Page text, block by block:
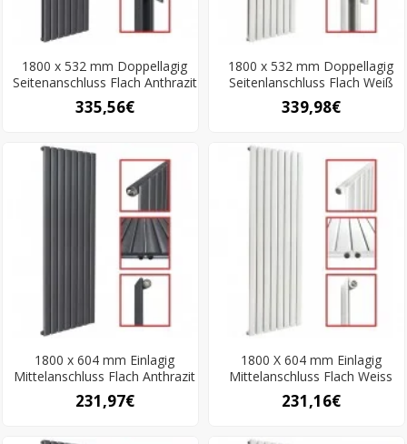
1800 x 532 mm Doppellagig
Seitenanschluss Flach Anthrazit
335,56€
1800 x 532 mm Doppellagig
Seitenlanschluss Flach Weiß
339,98€
1800 x 604 mm Einlagig
Mittelanschluss Flach Anthrazit
231,97€
1800 X 604 mm Einlagig
Mittelanschluss Flach Weiss
231,16€